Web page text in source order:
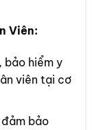
Viên:
bảo hiểm y
viên tại cơ
bảo